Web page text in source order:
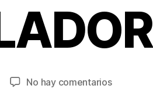
No hay comentariosen